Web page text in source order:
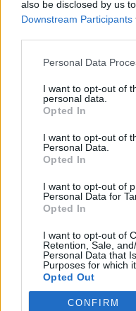
also be disclosed by us
Downstream Participants
Personal Data
I want to opt-out of
personal data.
Opted In
I want to opt-out of
Personal Data.
Opted In
I want to opt-out of
Personal Data for
Opted In
I want to opt-out of
Retention, Sale,
Personal Data that
Purposes for which
Opted Out
CONFIRM
Gesprächen
starten möchtest,
im Spiel einloggen.
Spielaccount besitzt,
Wir freuen uns auf
unserem Forum!„Zum
Thema: Die kleine Kneipe XXXI
jemesa53
Lebende
Beiträge:
Mausi1004
Foren-Graf , weiblich
Beiträge:
.cvzbaer.
Lebende
Beiträge: 17.276
schlomil